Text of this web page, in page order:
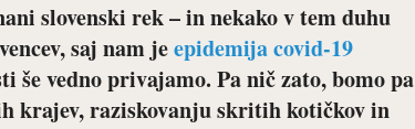
slovenski rek – in nekako v tem duhu
saj nam jeepidemija covid-19
še vedno privajamo. Pa nič zato, bomo pa
krajev, raziskovanju skritih kotičkov in